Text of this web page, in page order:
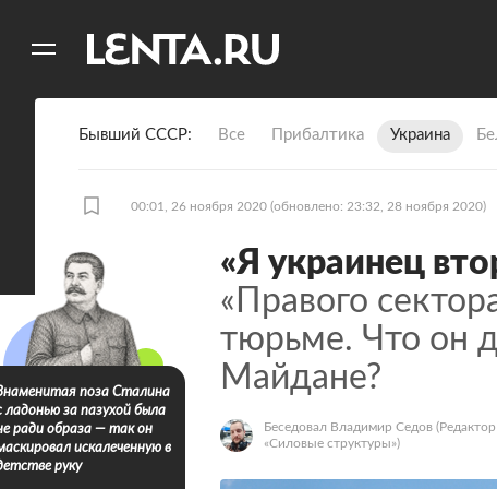
Бывший СССР Все Прибалтика Украина
00:01, 26 ноября 2020 (обновлено: 23:32, 28 ноября 2020)
«Я украинец
«Правого
тюрьме. Что он
Майдане?
Беседовал Владимир Седов
«Силовые структуры»)
поза Сталина
ладонью за пазухой была
ради образа — так он
искалеченную в
руку